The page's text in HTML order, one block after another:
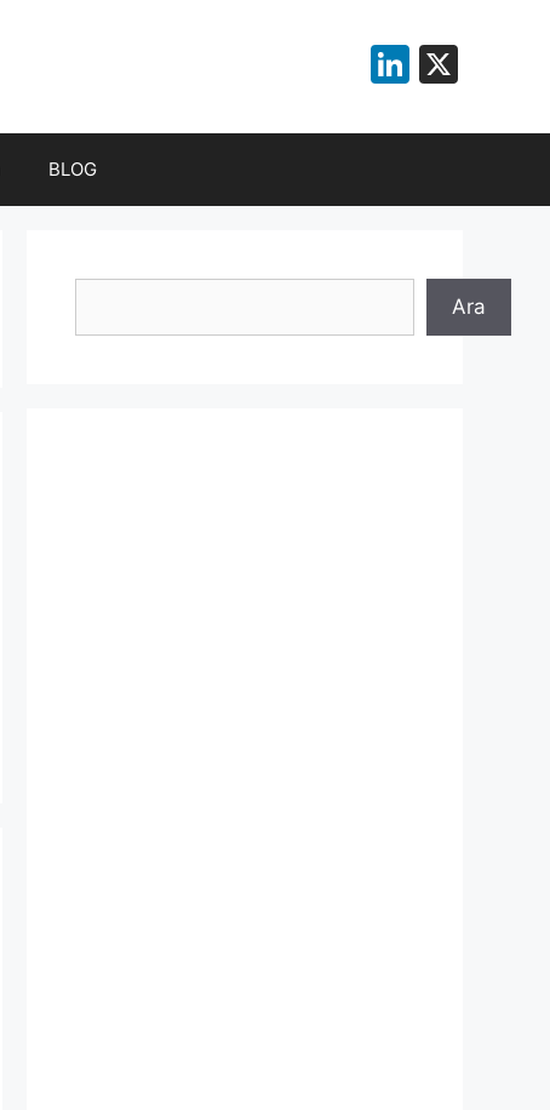
BLOG
Ara